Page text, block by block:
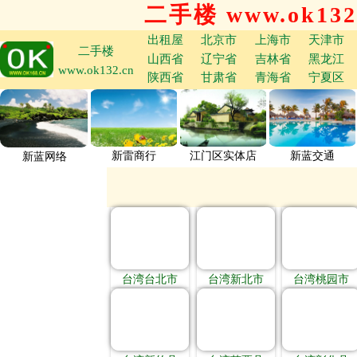
二手楼
二手楼
www.ok132.cn
出租屋 北京市 上海市
天津市
山西省
辽宁省 吉林省
黑龙江
陕西省
甘肃省 青海省 宁夏区
新蓝网络 新雷商行 江门区实体店 新蓝交通
台湾台北市 台湾新北市 台湾桃园市